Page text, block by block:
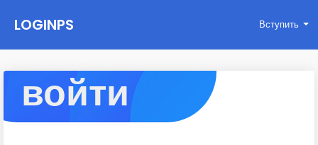
LOGINPS Вступить
войти